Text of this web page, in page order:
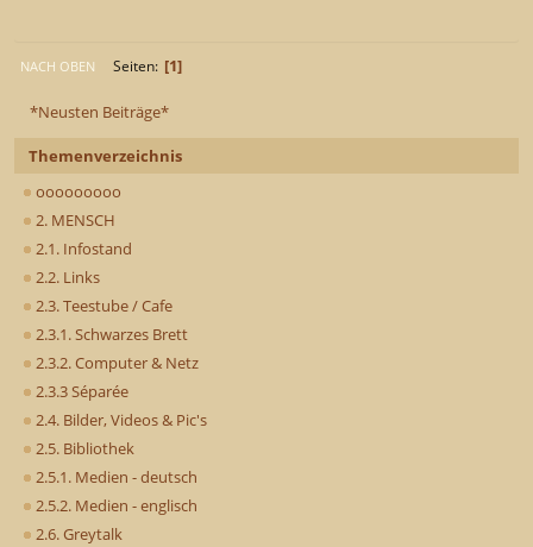
*Neusten Beiträge*
Themenverzeichnis
ooooooooo
2. MENSCH
2.1. Infostand
2.2. Links
2.3. Teestube / Cafe
2.3.1. Schwarzes Brett
2.3.2. Computer & Netz
2.3.3 Séparée
2.4. Bilder, Videos & Pic's
2.5. Bibliothek
2.5.1. Medien - deutsch
2.5.2. Medien - englisch
2.6. Greytalk
NACH OBEN Seiten 1